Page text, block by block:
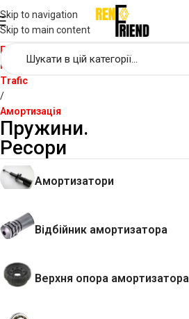
Skip to navigation
Skip to main content
Головна
Renault
Trafic
Амортизація
Пружини.
Ресори
Амортизатори
Відбійник амортизатора
Верхня опора амортизатора